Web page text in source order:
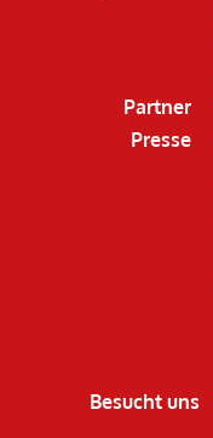
Partner
Presse
Besucht uns